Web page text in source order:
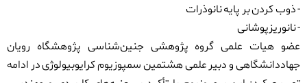
- ذوب کردن بر پایه نانوذرات
- نانوریزپوشانی
عضو هیات علمی گروه پژوهشی جنین‌شناسی پژوهشگاه رویان
جهاددانشگاهی و دبیر علمی هشتمین سمپوزیوم کرایوبیولوژی در ادامه